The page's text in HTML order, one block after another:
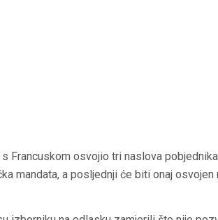
s Francuskom osvojio tri naslova
mandata, a posljednji će biti onaj